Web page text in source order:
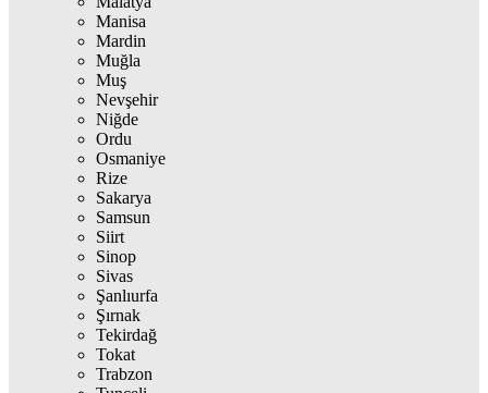
Manisa
Mardin
Muğla
Muş
Nevşehir
Niğde
Ordu
Osmaniye
Rize
Sakarya
Samsun
Siirt
Sinop
Sivas
Şanlıurfa
Şırnak
Tekirdağ
Tokat
Trabzon